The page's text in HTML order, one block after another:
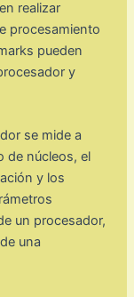
realizar
procesamiento
pueden
y
se mide a
de núcleos, el
y los
un procesador,
una